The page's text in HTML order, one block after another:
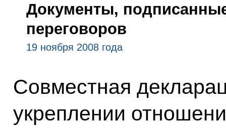
Документы,
переговоров
19 ноября 2008 года
Совместная
укреплении